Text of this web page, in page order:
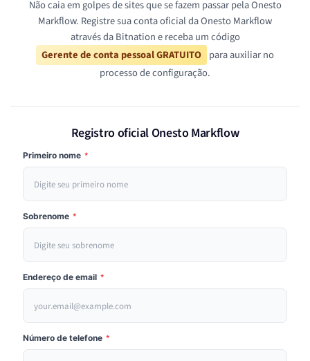
Não caia em golpes de sites que se fazem passar pela Onesto
Markflow. Registre sua conta oficial da Onesto Markflow
através da Bitnation e receba um código
Gerente de conta pessoal GRATUITO para auxiliar no
processo de configuração.
Registro oficial Onesto Markflow
Primeiro nome *
Sobrenome *
Endereço de email *
Número de telefone *